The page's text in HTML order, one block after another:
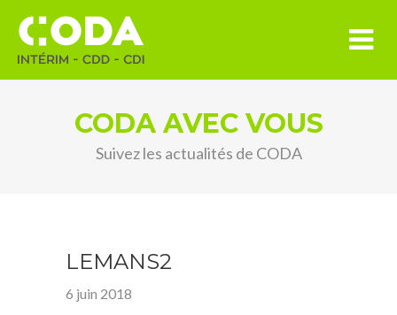
CODA AVEC VOUS
Suivez les actualités de CODA
LEMANS2
6 juin 2018